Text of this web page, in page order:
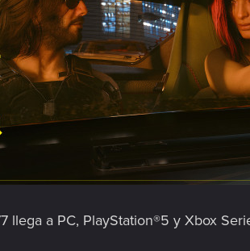
llega a PC, PlayStation®5 y Xbox